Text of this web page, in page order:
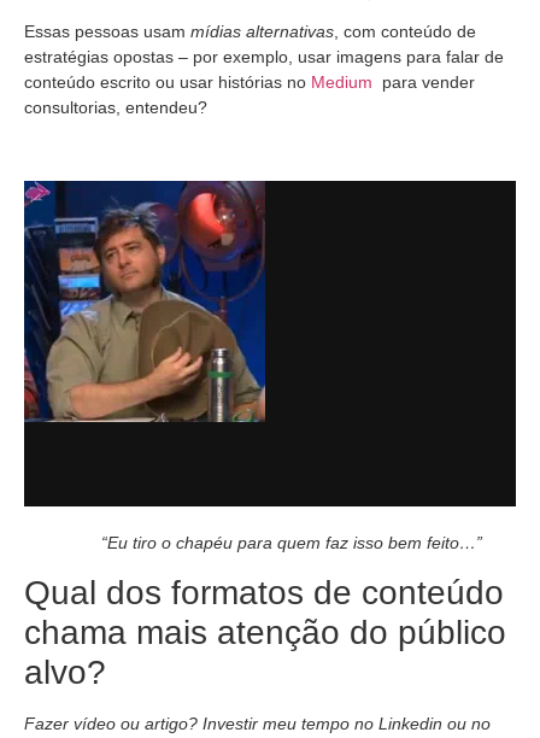
Essas pessoas usam mídias alternativas , com conteúdo de
estratégias opostas – por exemplo, usar imagens para falar de
conteúdo escrito ou usar histórias no Medium para vender
consultorias, entendeu?
“Eu tiro o chapéu para quem faz isso bem feito…”
Qual dos formatos de conteúdo
chama mais atenção do público
alvo?
Fazer vídeo ou artigo? Investir meu tempo no Linkedin ou no